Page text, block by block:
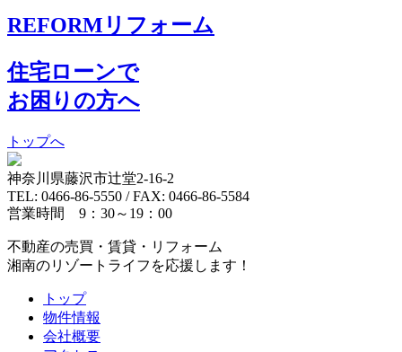
REFORM リフォーム
住宅ローンで
お困りの方へ
トップへ
神奈川県藤沢市辻堂2-16-2
TEL: 0466-86-5550 / FAX: 0466-86-5584
営業時間 9：30～19：00
不動産の売買・賃貸・リフォーム
湘南のリゾートライフを応援します！
トップ
物件情報
会社概要